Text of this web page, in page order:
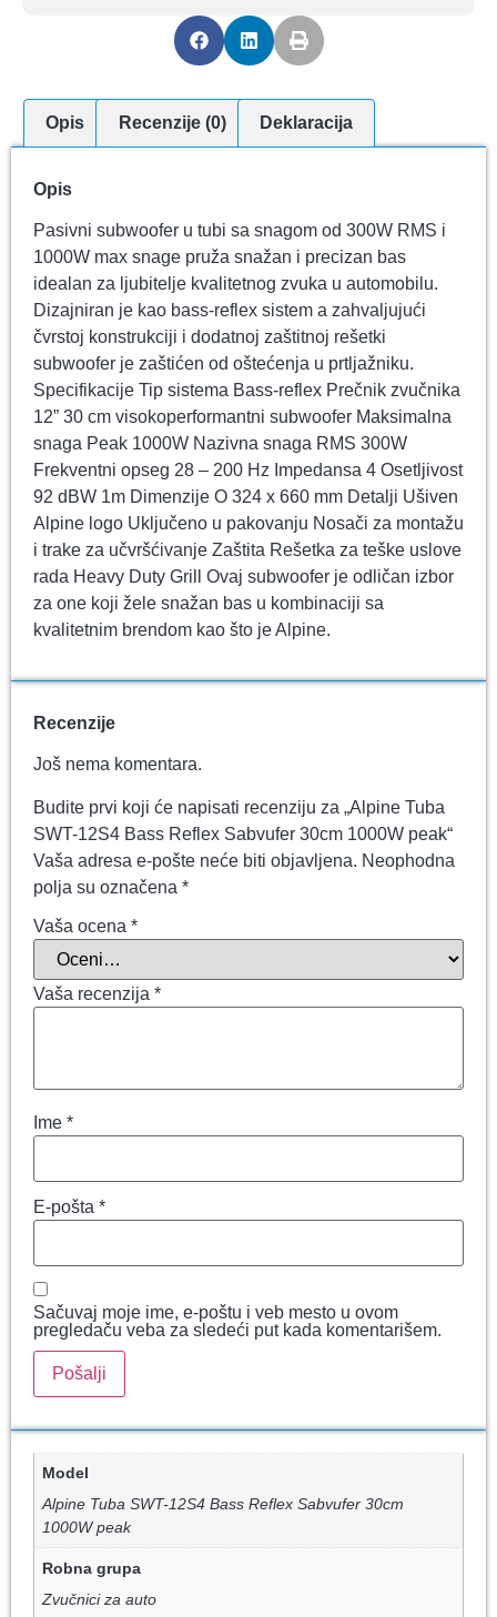
Opis Recenzije (0) Deklaracija
Opis
Pasivni subwoofer u tubi sa snagom od 300W RMS i
1000W max snage pruža snažan i precizan bas
idealan za ljubitelje kvalitetnog zvuka u automobilu.
Dizajniran je kao bass-reflex sistem a zahvaljujući
čvrstoj konstrukciji i dodatnoj zaštitnoj rešetki
subwoofer je zaštićen od oštećenja u prtljažniku.
Specifikacije Tip sistema Bass-reflex Prečnik zvučnika
12” 30 cm visokoperformantni subwoofer Maksimalna
snaga Peak 1000W Nazivna snaga RMS 300W
Frekventni opseg 28 – 200 Hz Impedansa 4 Osetljivost
92 dBW 1m Dimenzije O 324 x 660 mm Detalji Ušiven
Alpine logo Uključeno u pakovanju Nosači za montažu
i trake za učvršćivanje Zaštita Rešetka za teške uslove
rada Heavy Duty Grill Ovaj subwoofer je odličan izbor
za one koji žele snažan bas u kombinaciji sa
kvalitetnim brendom kao što je Alpine.
Recenzije
Još nema komentara.
Budite prvi koji će napisati recenziju za „Alpine Tuba
SWT-12S4 Bass Reflex Sabvufer 30cm 1000W peak“
Vaša adresa e-pošte neće biti objavljena. Neophodna
polja su označena *
Vaša ocena *
Vaša recenzija *
Ime *
E-pošta *
Sačuvaj moje ime, e-poštu i veb mesto u ovom
pregledaču veba za sledeći put kada komentarišem.
Model
Alpine Tuba SWT-12S4 Bass Reflex Sabvufer 30cm
1000W peak
Robna grupa
Zvučnici za auto